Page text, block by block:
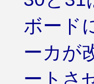
ボード
ーカが
ートさ